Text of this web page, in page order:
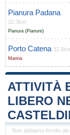
Pianura Padana
32.3km
Pianura (Pianure)
Porto Catena
Marina
ATTIVITÀ
LIBERO
Non abbiamo fornito